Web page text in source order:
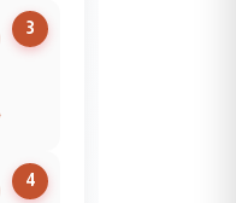
3
4